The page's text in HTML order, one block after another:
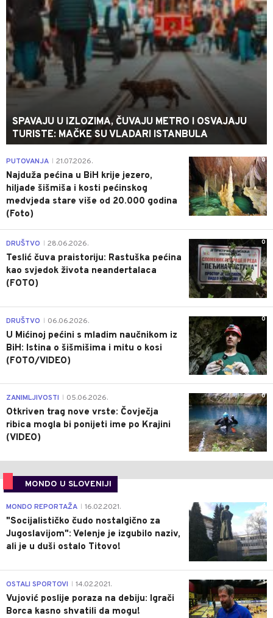
SPAVAJU U IZLOZIMA, ČUVAJU METRO I OSVAJAJU
TURISTE: MAČKE SU VLADARI ISTANBULA
0
PUTOVANJA 21.07.2026.
Najduža pećina u BiH krije jezero,
hiljade šišmiša i kosti pećinskog
medvjeda stare više od 20.000 godina
(Foto)
0
DRUŠTVO 28.06.2026.
Teslić čuva praistoriju: Rastuška pećina
kao svjedok života neandertalaca
(FOTO)
0
DRUŠTVO 06.06.2026.
U Mićinoj pećini s mladim naučnikom iz
BiH: Istina o šišmišima i mitu o kosi
(FOTO/VIDEO)
0
ZANIMLJIVOSTI 05.06.2026.
Otkriven trag nove vrste: Čovječja
ribica mogla bi ponijeti ime po Krajini
(VIDEO)
MONDO U SLOVENIJI
4
MONDO REPORTAŽA 16.02.2021.
"Socijalističko čudo nostalgično za
Jugoslavijom": Velenje je izgubilo naziv,
ali je u duši ostalo Titovo!
1
OSTALI SPORTOVI 14.02.2021.
Vujović poslije poraza na debiju: Igrači
Borca kasno shvatili da mogu!